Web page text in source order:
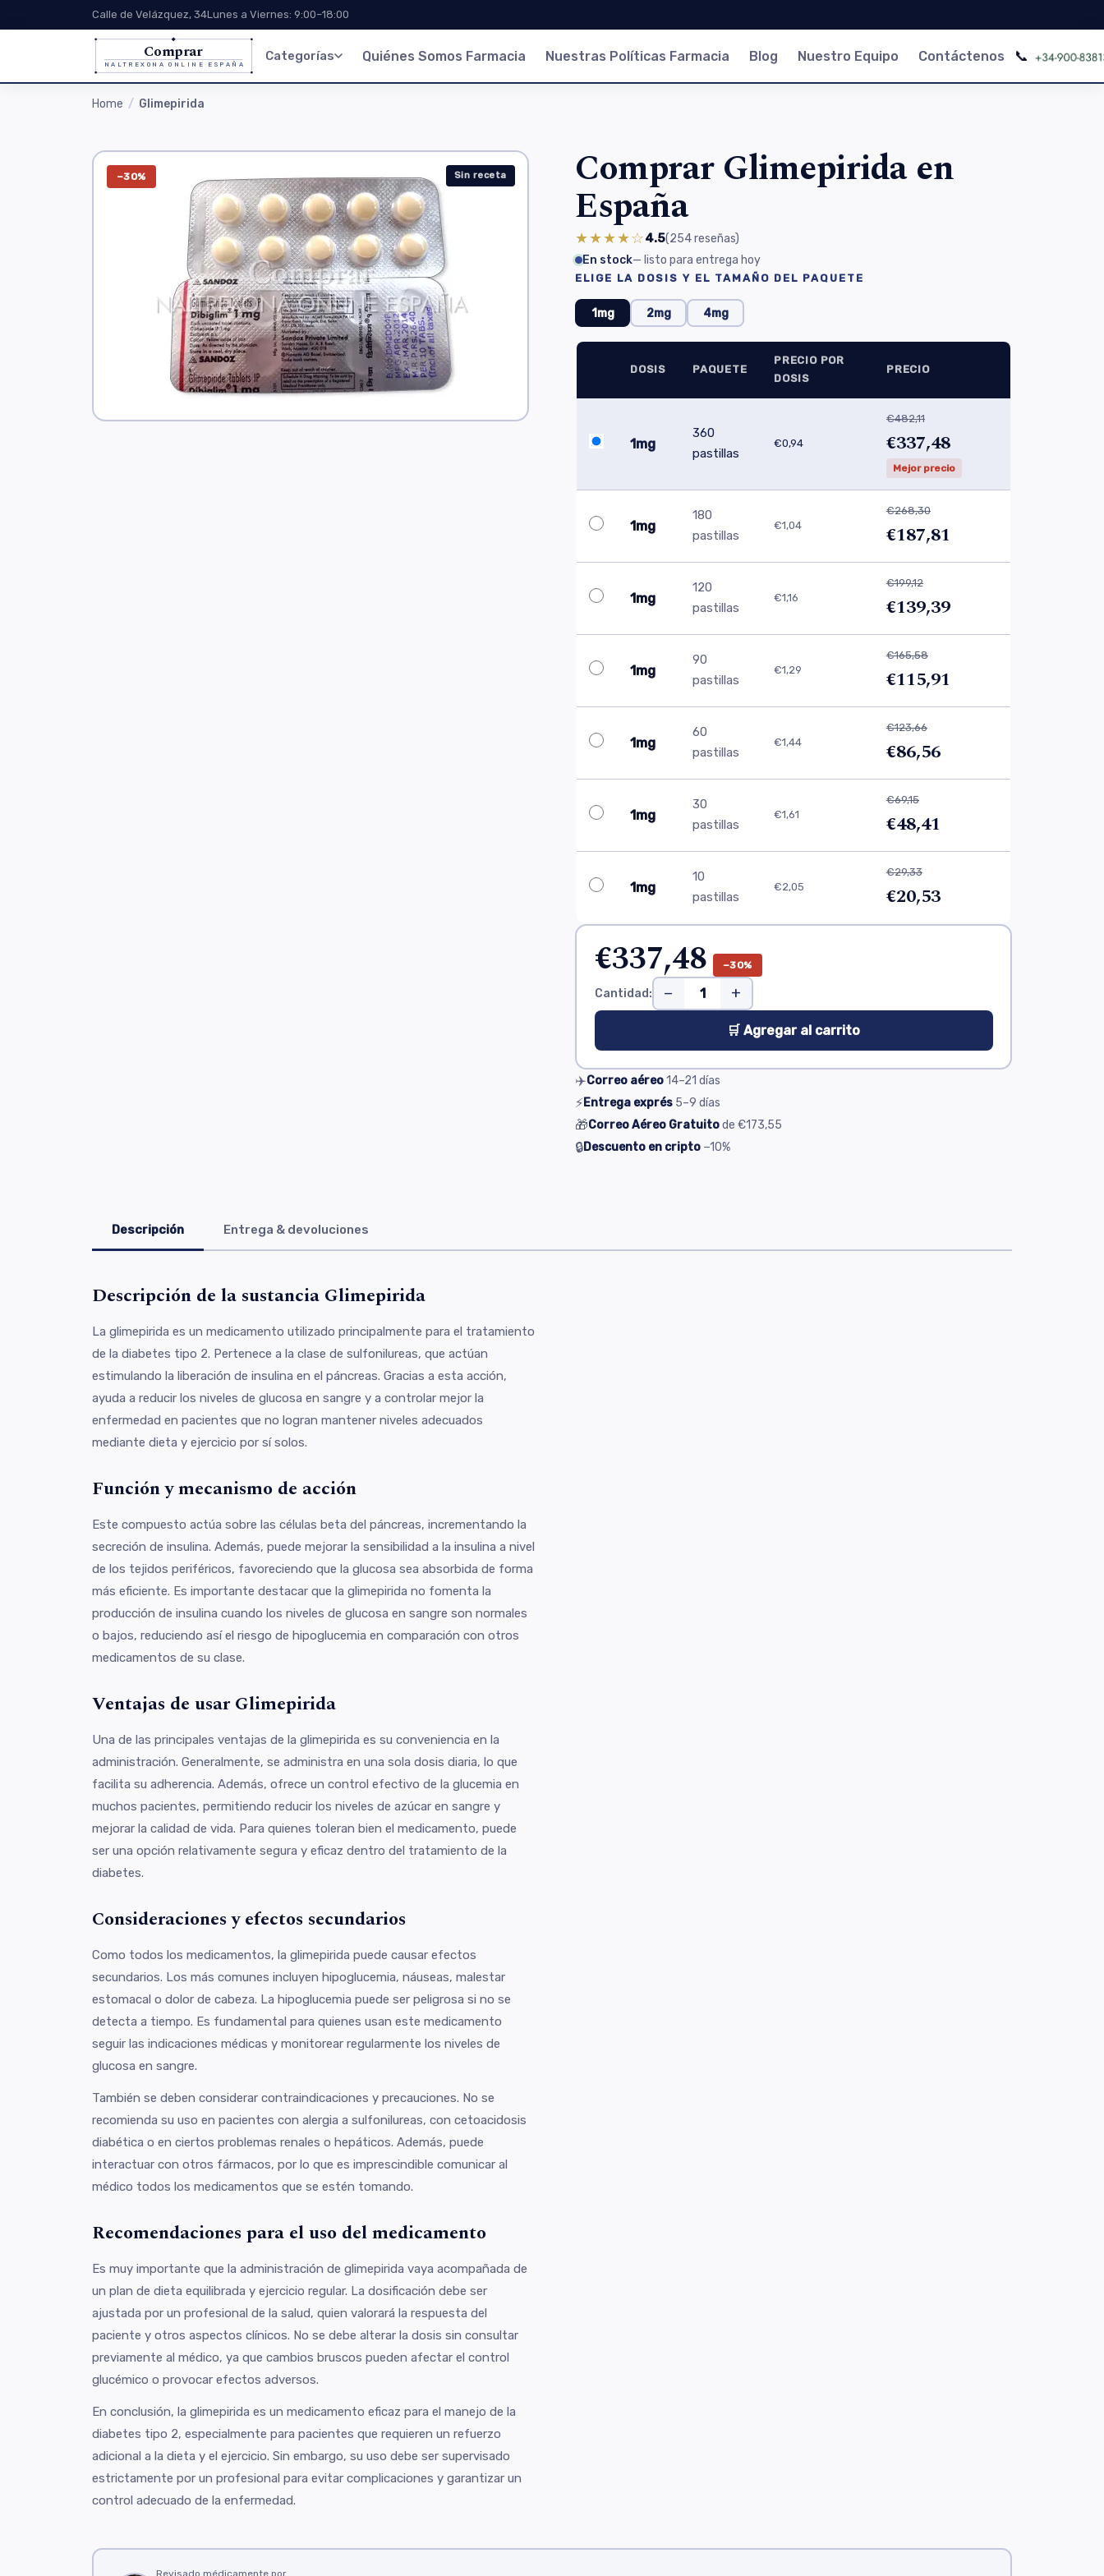
Calle de Velázquez, 34Lunes a Viernes: 9:00–18:00
Comprar
NALTREXONA ONLINE ESPAÑA
Categorías Quiénes Somos Farmacia Nuestras Políticas Farmacia Blog Nuestro Equipo Contáctenos 📞
Home Glimepirida
−30% Sin receta Comprar Glimepirida en
España
★★★★☆4.5(254reseñas)
En stock— listo para entrega hoy
ELIGE LA DOSIS Y EL TAMAÑO DEL PAQUETE
1mg 2mg 4mg
DOSIS PAQUETE
PRECIO POR
DOSIS
PRECIO
1mg
360
pastillas
€0,94
€482,11
€337,48
Mejor precio
1mg
180
pastillas
€1,04
€268,30
€187,81
1mg
120
pastillas
€1,16
€199,12
€139,39
1mg
90
pastillas
€1,29
€165,58
€115,91
1mg
60
pastillas
€1,44
€123,66
€86,56
1mg
30
pastillas
€1,61
€69,15
€48,41
1mg
10
pastillas
€2,05
€29,33
€20,53
€337,48 −30%
Cantidad: − +
🛒 Agregar al carrito
✈️Correo aéreo14–21 días
⚡Entrega exprés 5–9 días
🎁Correo Aéreo Gratuitode €173,55
🔒Descuento en cripto −10%
Descripción Entrega & devoluciones
Descripción de la sustancia Glimepirida
La glimepirida es un medicamento utilizado principalmente para el tratamiento
de la diabetes tipo 2. Pertenece a la clase de sulfonilureas, que actúan
estimulando la liberación de insulina en el páncreas. Gracias a esta acción,
ayuda a reducir los niveles de glucosa en sangre y a controlar mejor la
enfermedad en pacientes que no logran mantener niveles adecuados
mediante dieta y ejercicio por sí solos.
Función y mecanismo de acción
Este compuesto actúa sobre las células beta del páncreas, incrementando la
secreción de insulina. Además, puede mejorar la sensibilidad a la insulina a nivel
de los tejidos periféricos, favoreciendo que la glucosa sea absorbida de forma
más eficiente. Es importante destacar que la glimepirida no fomenta la
producción de insulina cuando los niveles de glucosa en sangre son normales
o bajos, reduciendo así el riesgo de hipoglucemia en comparación con otros
medicamentos de su clase.
Ventajas de usar Glimepirida
Una de las principales ventajas de la glimepirida es su conveniencia en la
administración. Generalmente, se administra en una sola dosis diaria, lo que
facilita su adherencia. Además, ofrece un control efectivo de la glucemia en
muchos pacientes, permitiendo reducir los niveles de azúcar en sangre y
mejorar la calidad de vida. Para quienes toleran bien el medicamento, puede
ser una opción relativamente segura y eficaz dentro del tratamiento de la
diabetes.
Consideraciones y efectos secundarios
Como todos los medicamentos, la glimepirida puede causar efectos
secundarios. Los más comunes incluyen hipoglucemia, náuseas, malestar
estomacal o dolor de cabeza. La hipoglucemia puede ser peligrosa si no se
detecta a tiempo. Es fundamental para quienes usan este medicamento
seguir las indicaciones médicas y monitorear regularmente los niveles de
glucosa en sangre.
También se deben considerar contraindicaciones y precauciones. No se
recomienda su uso en pacientes con alergia a sulfonilureas, con cetoacidosis
diabética o en ciertos problemas renales o hepáticos. Además, puede
interactuar con otros fármacos, por lo que es imprescindible comunicar al
médico todos los medicamentos que se estén tomando.
Recomendaciones para el uso del medicamento
Es muy importante que la administración de glimepirida vaya acompañada de
un plan de dieta equilibrada y ejercicio regular. La dosificación debe ser
ajustada por un profesional de la salud, quien valorará la respuesta del
paciente y otros aspectos clínicos. No se debe alterar la dosis sin consultar
previamente al médico, ya que cambios bruscos pueden afectar el control
glucémico o provocar efectos adversos.
En conclusión, la glimepirida es un medicamento eficaz para el manejo de la
diabetes tipo 2, especialmente para pacientes que requieren un refuerzo
adicional a la dieta y el ejercicio. Sin embargo, su uso debe ser supervisado
estrictamente por un profesional para evitar complicaciones y garantizar un
control adecuado de la enfermedad.
Revisado médicamente por